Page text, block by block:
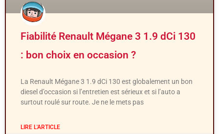
Fiabilité Renault Mégane 3 1.9 dCi 130
: bon choix en occasion ?
La Renault Mégane 3 1.9 dCi 130 est globalement un bon
diesel d’occasion si l’entretien est sérieux et si l’auto a
surtout roulé sur route. Je ne le mets pas
LIRE L'ARTICLE